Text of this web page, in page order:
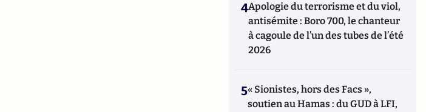
4Apologie du terrorisme et du viol,
antisémite : Boro 700, le chanteur
à cagoule de l’un des tubes de l’été
2026
5« Sionistes, hors des Facs »,
soutien au Hamas : du GUD à LFI,